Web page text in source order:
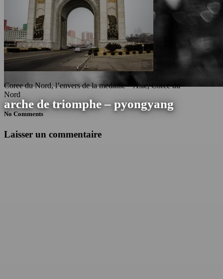
arche de triomphe – pyongyang
Coree du Nord, l’envers de la medaille – Asie, Coree du
Nord
No Comments
Laisser un commentaire